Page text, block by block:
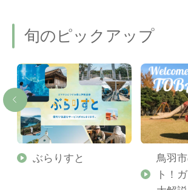
旬のピックアップ
ぶらりすと
鳥羽
ト！